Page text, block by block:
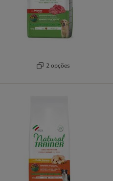
2 opções